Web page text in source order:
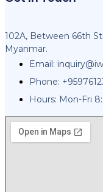
102A, Between 66th
Myanmar.
Email:
Phone:
Hours: Mon-Fri